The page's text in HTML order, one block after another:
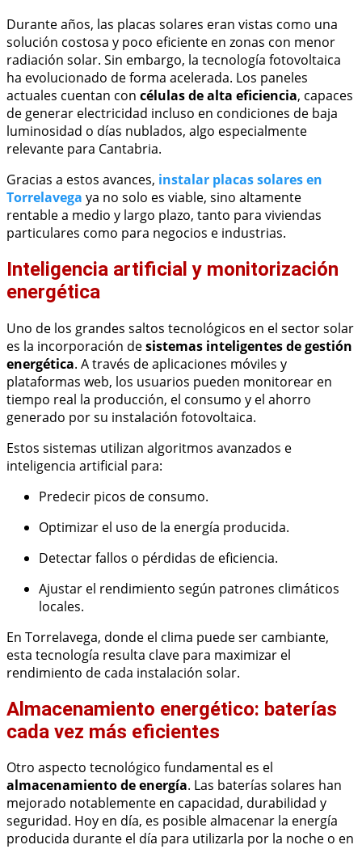
Durante años, las placas solares eran vistas como una
solución costosa y poco eficiente en zonas con menor
radiación solar. Sin embargo, la tecnología fotovoltaica
ha evolucionado de forma acelerada. Los paneles
actuales cuentan con células de alta eficiencia, capaces
de generar electricidad incluso en condiciones de baja
luminosidad o días nublados, algo especialmente
relevante para Cantabria.
Gracias a estos avances, instalar placas solares en
Torrelavega ya no solo es viable, sino altamente
rentable a medio y largo plazo, tanto para viviendas
particulares como para negocios e industrias.
Inteligencia artificial y monitorización
energética
Uno de los grandes saltos tecnológicos en el sector solar
es la incorporación desistemas inteligentes de gestión
energética. A través de aplicaciones móviles y
plataformas web, los usuarios pueden monitorear en
tiempo real la producción, el consumo y el ahorro
generado por su instalación fotovoltaica.
Estos sistemas utilizan algoritmos avanzados e
inteligencia artificial para:
Predecir picos de consumo.
Optimizar el uso de la energía producida.
Detectar fallos o pérdidas de eficiencia.
Ajustar el rendimiento según patrones climáticos
locales.
En Torrelavega, donde el clima puede ser cambiante,
esta tecnología resulta clave para maximizar el
rendimiento de cada instalación solar.
Almacenamiento energético: baterías
cada vez más eficientes
Otro aspecto tecnológico fundamental es el
almacenamiento de energía. Las baterías solares han
mejorado notablemente en capacidad, durabilidad y
seguridad. Hoy en día, es posible almacenar la energía
producida durante el día para utilizarla por la noche o en